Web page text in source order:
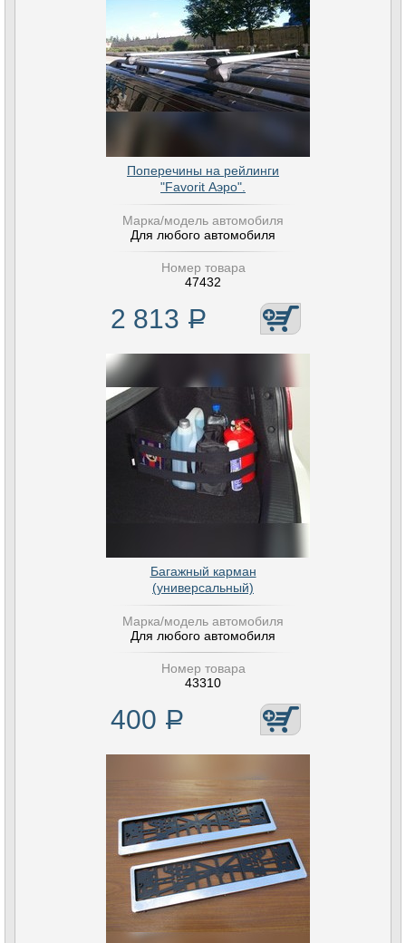
Поперечины на рейлинги
"Favorit Аэро".
Марка/модель автомобиля
Для любого автомобиля
Номер товара
47432
2 813 Р
Багажный карман
(универсальный)
Марка/модель автомобиля
Для любого автомобиля
Номер товара
43310
400 Р